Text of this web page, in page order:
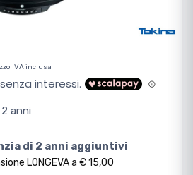
IVA inclusa
2 anni
di 2 anni aggiuntivi
LONGEVA a € 15,00